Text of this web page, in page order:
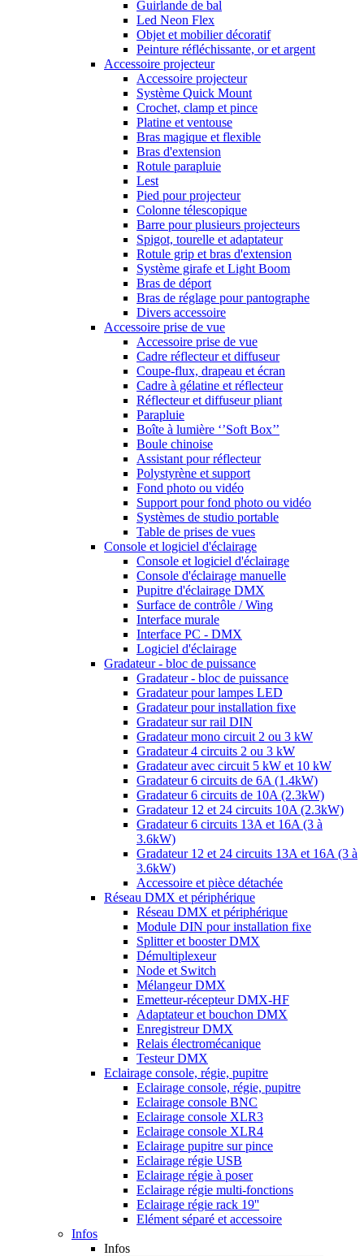
Guirlande de bal
Led Neon Flex
Objet et mobilier décoratif
Peinture réfléchissante, or et argent
Accessoire projecteur
Accessoire projecteur
Système Quick Mount
Crochet, clamp et pince
Platine et ventouse
Bras magique et flexible
Bras d'extension
Rotule parapluie
Lest
Pied pour projecteur
Colonne télescopique
Barre pour plusieurs projecteurs
Spigot, tourelle et adaptateur
Rotule grip et bras d'extension
Système girafe et Light Boom
Bras de déport
Bras de réglage pour pantographe
Divers accessoire
Accessoire prise de vue
Accessoire prise de vue
Cadre réflecteur et diffuseur
Coupe-flux, drapeau et écran
Cadre à gélatine et réflecteur
Réflecteur et diffuseur pliant
Parapluie
Boîte à lumière ‘’Soft Box’’
Boule chinoise
Assistant pour réflecteur
Polystyrène et support
Fond photo ou vidéo
Support pour fond photo ou vidéo
Systèmes de studio portable
Table de prises de vues
Console et logiciel d'éclairage
Console et logiciel d'éclairage
Console d'éclairage manuelle
Pupitre d'éclairage DMX
Surface de contrôle / Wing
Interface murale
Interface PC - DMX
Logiciel d'éclairage
Gradateur - bloc de puissance
Gradateur - bloc de puissance
Gradateur pour lampes LED
Gradateur pour installation fixe
Gradateur sur rail DIN
Gradateur mono circuit 2 ou 3 kW
Gradateur 4 circuits 2 ou 3 kW
Gradateur avec circuit 5 kW et 10 kW
Gradateur 6 circuits de 6A (1.4kW)
Gradateur 6 circuits de 10A (2.3kW)
Gradateur 12 et 24 circuits 10A (2.3kW)
Gradateur 6 circuits 13A et 16A (3 à
3.6kW)
Gradateur 12 et 24 circuits 13A et 16A (3 à
3.6kW)
Accessoire et pièce détachée
Réseau DMX et périphérique
Réseau DMX et périphérique
Module DIN pour installation fixe
Splitter et booster DMX
Démultiplexeur
Node et Switch
Mélangeur DMX
Emetteur-récepteur DMX-HF
Adaptateur et bouchon DMX
Enregistreur DMX
Relais électromécanique
Testeur DMX
Eclairage console, régie, pupitre
Eclairage console, régie, pupitre
Eclairage console BNC
Eclairage console XLR3
Eclairage console XLR4
Eclairage pupitre sur pince
Eclairage régie USB
Eclairage régie à poser
Eclairage régie multi-fonctions
Eclairage régie rack 19''
Elément séparé et accessoire
Infos
Infos